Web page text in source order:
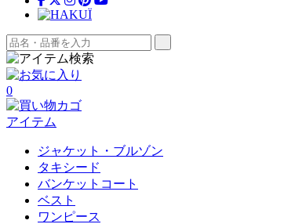
0
アイテム
ジャケット・ブルゾン
タキシード
バンケットコート
ベスト
ワンピース